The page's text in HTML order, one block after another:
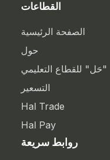
القطاعات
الصفحة الرئيسية
حول
"حَل" للقطاع التعليمي
التسعير
Hal Trade
Hal Pay
روابط سريعة